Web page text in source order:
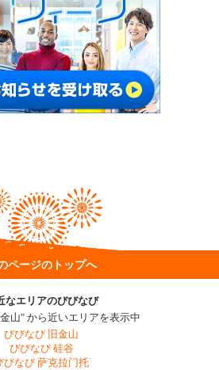
ページのトップへ
なエリアのびびなび
山" から近いエリアを表示中
びびなび 旧金山
びびなび 硅谷
びなび 萨克拉门托